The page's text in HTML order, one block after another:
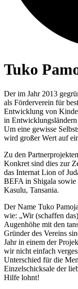
Tuko
Der im Jahr 2013
als Förderverein für
Entwicklung von
in
Um eine gewisse
wird großer Wert auf
Zu den
Konkret sind dies zur
das Internat Lion of
BEFA in Shigala
Kasulu, Tansania.
Der Name Tuko
wie: „Wir (schaffen
Augenhöhe mit den
Gründer des Vereins
Jahr in einem der
wir nicht einfach
Unterschied für die
Einzelschicksale der
Hilfe lohnt!